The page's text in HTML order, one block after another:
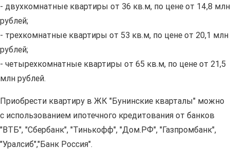
- двухкомнатные квартиры от 36 кв.м, по цене от 14,8 млн
рублей;
- трехкомнатные квартиры от 53 кв.м, по цене от 20,1 млн
рублей;
- четырехкомнатные квартиры от 65 кв.м, по цене от 21,5
млн рублей.
Приобрести квартиру в ЖК "Бунинские кварталы" можно
с использованием ипотечного кредитования от банков
"ВТБ", "Сбербанк", "Тинькофф", "Дом.РФ", "Газпромбанк",
"Уралсиб","Банк Россия".